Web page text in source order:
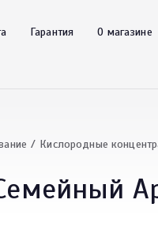
Гарантия О магазине
Кислородные